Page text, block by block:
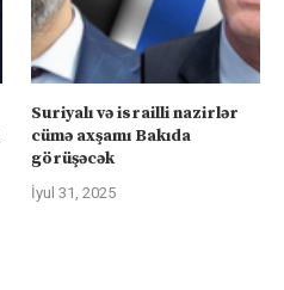
Suriyalı və israilli nazirlər
cümə axşamı Bakıda
görüşəcək
İyul 31, 2025